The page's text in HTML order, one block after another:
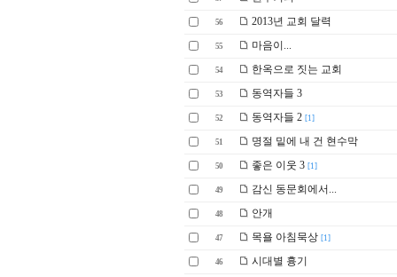
56 2013년 교회 달력
55 마음이...
54 한옥으로 짓는 교회
53 동역자들 3
52 동역자들 2 [1]
51 명절 밑에 내 건 현수막
50 좋은 이웃 3 [1]
49 감신 동문회에서...
48 안개
47 목욜 아침묵상 [1]
46 시대별 흉기